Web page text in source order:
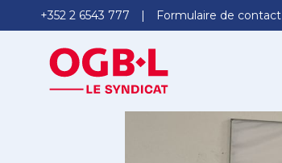
+352 2 6543 777 Formulaire de contact